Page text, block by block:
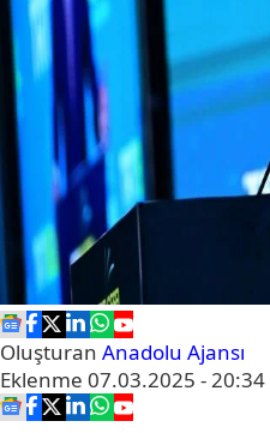
Oluşturan Anadolu Ajansı
Eklenme 07.03.2025 - 20:34